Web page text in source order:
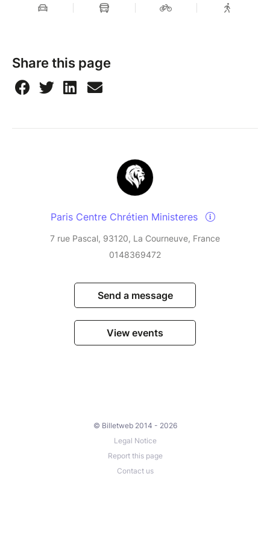
Share this page
Paris Centre Chrétien Ministeres
7 rue Pascal, 93120, La Courneuve, France
0148369472
Send a message
View events
© Billetweb 2014 - 2026
Legal Notice
Report this page
Contact us